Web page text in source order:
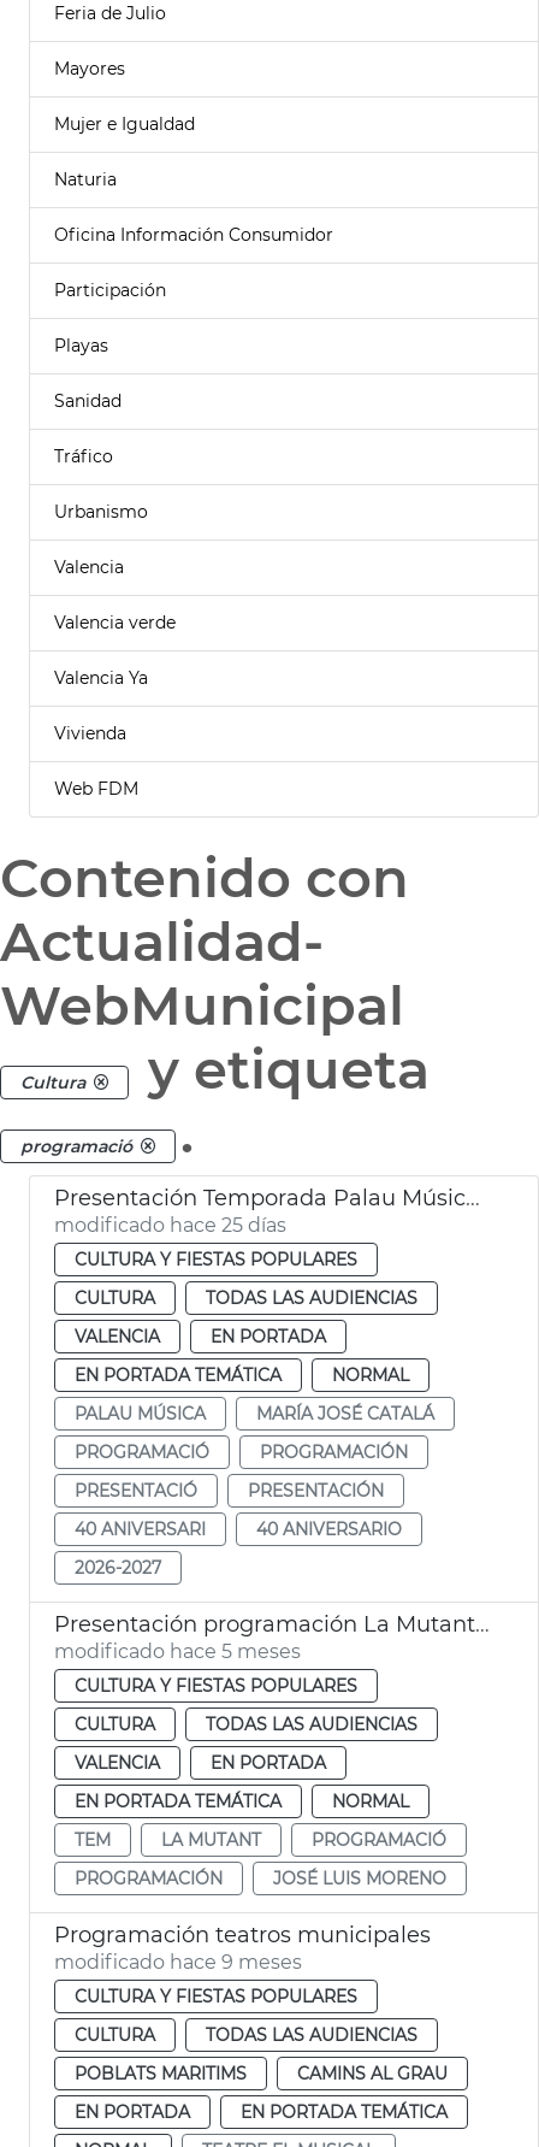
Feria de Julio
Mayores
Mujer e Igualdad
Naturia
Oficina Información Consumidor
Participación
Playas
Sanidad
Tráfico
Urbanismo
Valencia
Valencia verde
Valencia Ya
Vivienda
Web FDM
Contenido con
Actualidad-
WebMunicipal
Cultura y etiqueta
programació .
Presentación Temporada Palau Música València
modificado hace 25 días
CULTURA Y FIESTAS POPULARES
CULTURA
TODAS LAS AUDIENCIAS
VALENCIA
EN PORTADA
EN PORTADA TEMÁTICA
NORMAL
PALAU MÚSICA
MARÍA JOSÉ CATALÁ
PROGRAMACIÓ
PROGRAMACIÓN
PRESENTACIÓ
PRESENTACIÓN
40 ANIVERSARI
40 ANIVERSARIO
2026-2027
Presentación programación La Mutant y TEM València
modificado hace 5 meses
CULTURA Y FIESTAS POPULARES
CULTURA
TODAS LAS AUDIENCIAS
VALENCIA
EN PORTADA
EN PORTADA TEMÁTICA
NORMAL
TEM
LA MUTANT
PROGRAMACIÓ
PROGRAMACIÓN
JOSÉ LUIS MORENO
Programación teatros municipales
modificado hace 9 meses
CULTURA Y FIESTAS POPULARES
CULTURA
TODAS LAS AUDIENCIAS
POBLATS MARITIMS
CAMINS AL GRAU
EN PORTADA
EN PORTADA TEMÁTICA